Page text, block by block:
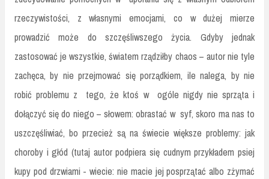
rzeczywistości, z własnymi emocjami, co w dużej mierze
prowadzić może do szczęśliwszego życia. Gdyby jednak
zastosować je wszystkie, światem rządziłby chaos – autor nie tyle
zachęca, by nie przejmować się porządkiem, ile nalega, by nie
robić problemu z tego, że ktoś w ogóle nigdy nie sprząta i
dołączyć się do niego – słowem: obrastać w syf, skoro ma nas to
uszczęśliwiać, bo przecież są na świecie większe problemy: jak
choroby i głód (tutaj autor podpiera się cudnym przykładem psiej
kupy pod drzwiami - wiecie: nie macie jej posprzątać albo zżymać